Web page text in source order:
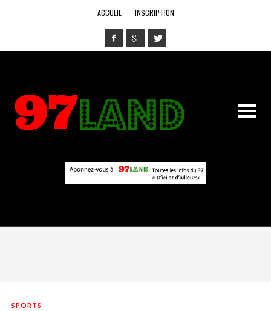
ACCUEIL INSCRIPTION
SPORTS